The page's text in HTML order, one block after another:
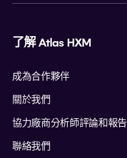
了解 Atlas HXM
成為合作夥伴
關於我們
協力廠商分析師評論和報告
聯絡我們